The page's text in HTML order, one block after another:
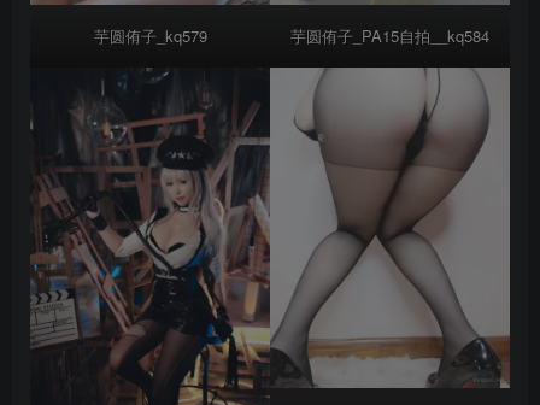
芋圆侑子_kq579 芋圆侑子_PA15自拍__kq584